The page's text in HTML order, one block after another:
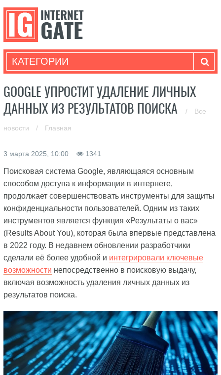
КАТЕГОРИИ
GOOGLE УПРОСТИТ УДАЛЕНИЕ ЛИЧНЫХ
ДАННЫХ ИЗ РЕЗУЛЬТАТОВ ПОИСКА
/ Все
новости / Главная
3 марта 2025, 10:00 1341
Поисковая система Google, являющаяся основным
способом доступа к информации в интернете,
продолжает совершенствовать инструменты для защиты
конфиденциальности пользователей. Одним из таких
инструментов является функция «Результаты о вас»
(Results About You), которая была впервые представлена
в 2022 году. В недавнем обновлении разработчики
сделали её более удобной и интегрировали ключевые
возможности непосредственно в поисковую выдачу,
включая возможность удаления личных данных из
результатов поиска.